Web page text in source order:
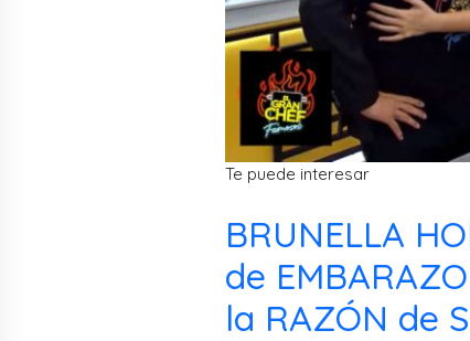
Te puede interesar
BRUNELLA
de
la RAZÓN de